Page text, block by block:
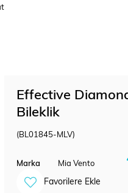
Effective
Bileklik
(BL01845-MLV)
Marka Mia Vento
Favorilere Ekle